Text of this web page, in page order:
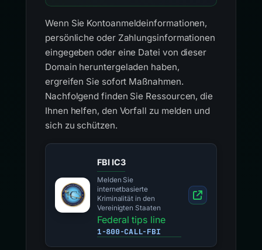
Wenn Sie Kontoanmeldeinformationen,
persönliche oder Zahlungsinformationen
eingegeben oder eine Datei von dieser
Domain heruntergeladen haben,
ergreifen Sie sofort Maßnahmen.
Nachfolgend finden Sie Ressourcen, die
Ihnen helfen, den Vorfall zu melden und
sich zu schützen.
FBI IC3
Melden Sie
internetbasierte
Kriminalität in den
Vereinigten Staaten
Federal tips line
1-800-CALL-FBI